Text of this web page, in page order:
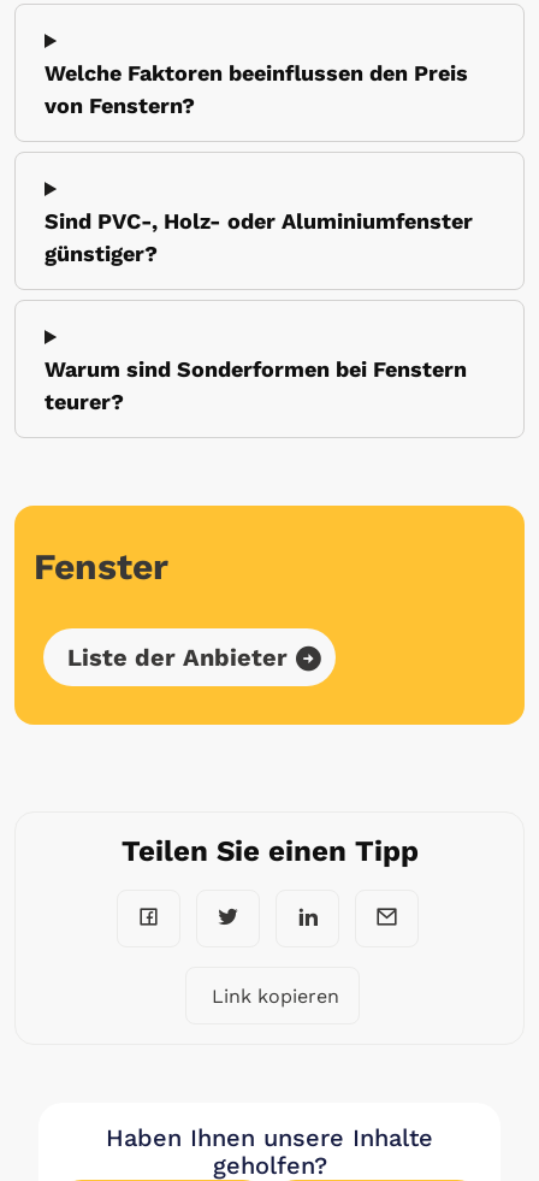
Welche Faktoren beeinflussen den Preis
von Fenstern?
Sind PVC-, Holz- oder Aluminiumfenster
günstiger?
Warum sind Sonderformen bei Fenstern
teurer?
Fenster
Liste der Anbieter
Teilen Sie einen Tipp
Link kopieren
Haben Ihnen unsere Inhalte
geholfen?